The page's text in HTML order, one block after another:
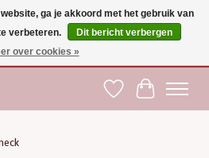
- vanaf €100 naar EU | Voor 17:00 besteld is
+32 (0)51 21 27 00 |
Verlanglijst
ga je akkoord met het gebruik van
verbeteren.
Dit bericht verbergen
over cookies »